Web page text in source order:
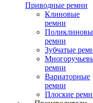
Приводные ремни
Клиновые
ремни
ремни
Зубчатые
ремни
Вариаторные
ремни
Плоские